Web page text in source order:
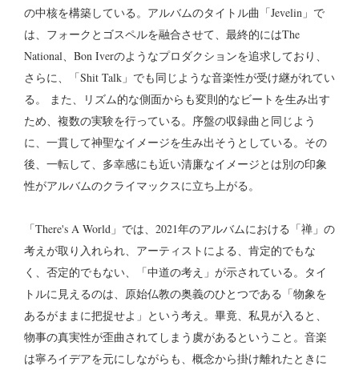
の中核を構築している。アルバムのタイトル曲「Jevelin」で
は、フォークとゴスペルを融合させて、最終的にはThe
National、Bon Iverのようなプロダクションを追求しており、
さらに、「Shit Talk」でも同じような音楽性が受け継がれてい
る。 また、リズム的な側面からも変則的なビートを生み出す
ため、複数の実験を行っている。序盤の収録曲と同じよう
に、一貫して神聖なイメージを生み出そうとしている。その
後、一転して、多幸感にも近い清廉なイメージとは別の印象
性がアルバムのクライマックスに立ち上がる。
「There's A World」では、2021年のアルバムにおける「禅」の
考えが取り入れられ、アーティストによる、肯定的でもな
く、否定的でもない、「中道の考え」が示されている。タイ
トルに見えるのは、原始仏教の奥義のひとつである「物象を
あるがままに把捉せよ」という考え。畢竟、私見が入ると、
物事の真実性が歪曲されてしまう虞があるということ。音楽
は寧ろイデアを元にしながらも、概念から掛け離れたときに